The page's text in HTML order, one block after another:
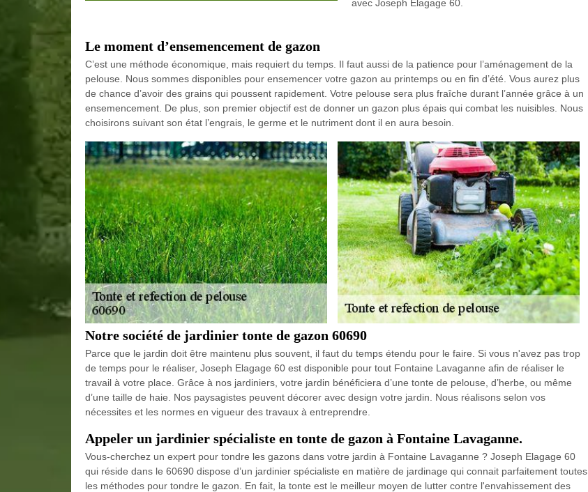
avec Joseph Elagage 60.
Le moment d’ensemencement de gazon
C’est une méthode économique, mais requiert du temps. Il faut aussi de la patience pour l’aménagement de la
pelouse. Nous sommes disponibles pour ensemencer votre gazon au printemps ou en fin d’été. Vous aurez plus
de chance d’avoir des grains qui poussent rapidement. Votre pelouse sera plus fraîche durant l’année grâce à un
ensemencement. De plus, son premier objectif est de donner un gazon plus épais qui combat les nuisibles. Nous
choisirons suivant son état l’engrais, le germe et le nutriment dont il en aura besoin.
Notre société de jardinier tonte de gazon 60690
Parce que le jardin doit être maintenu plus souvent, il faut du temps étendu pour le faire. Si vous n'avez pas trop
de temps pour le réaliser, Joseph Elagage 60 est disponible pour tout Fontaine Lavaganne afin de réaliser le
travail à votre place. Grâce à nos jardiniers, votre jardin bénéficiera d’une tonte de pelouse, d’herbe, ou même
d’une taille de haie. Nos paysagistes peuvent décorer avec design votre jardin. Nous réalisons selon vos
nécessites et les normes en vigueur des travaux à entreprendre.
Appeler un jardinier spécialiste en tonte de gazon à Fontaine Lavaganne.
Vous-cherchez un expert pour tondre les gazons dans votre jardin à Fontaine Lavaganne ? Joseph Elagage 60
qui réside dans le 60690 dispose d’un jardinier spécialiste en matière de jardinage qui connait parfaitement toutes
les méthodes pour tondre le gazon. En fait, la tonte est le meilleur moyen de lutter contre l'envahissement des